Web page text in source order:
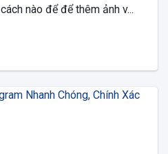
nào để để thêm ảnh v...